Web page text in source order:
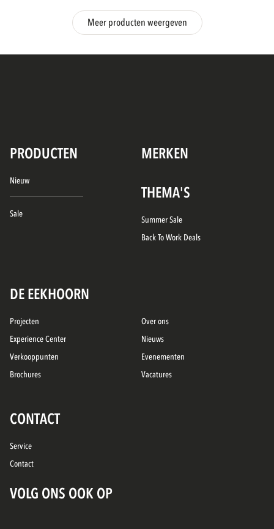
Meer producten weergeven
PRODUCTEN MERKEN
Nieuw
Sale
THEMA'S
Summer Sale
Back To Work Deals
DE EEKHOORN
Projecten
Experience Center
Verkooppunten
Brochures
Over ons
Nieuws
Evenementen
Vacatures
CONTACT
Service
Contact
VOLG ONS OOK OP